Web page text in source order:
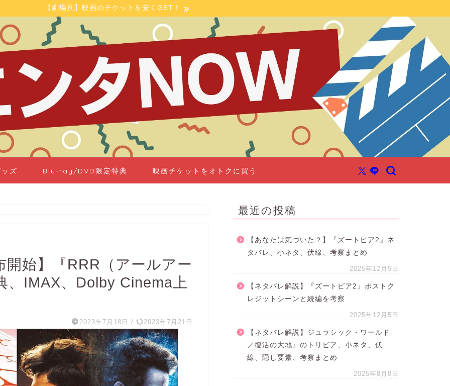
【劇場別】映画のチケットを安くGET！
ズ Blu-ray/DVD限定特典 映画チケットをオトクに買う
始】『RRR（アールアー
、IMAX、Dolby Cinema上
2023年7月18日 / 2023年7月21日
最近の投稿
【あなたは気づいた？】『ズートピア2』ネ
タバレ、小ネタ、伏線、考察まとめ
2025年12月5日
【ネタバレ解説】『ズートピア2』ポストク
レジットシーンと続編を考察
2025年12月5日
【ネタバレ解説】ジュラシック・ワールド
／復活の大地』のトリビア、小ネタ、伏
線、隠し要素、考察まとめ
2025年8月8日